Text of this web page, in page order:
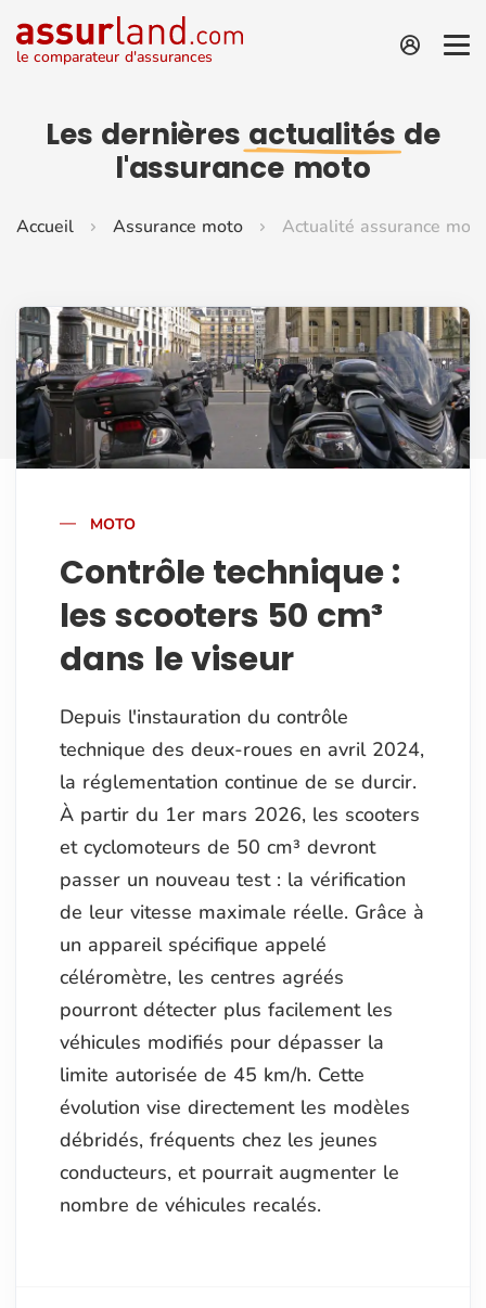
le comparateur d'assurances
Les dernières actualités de
l'assurance moto
Accueil Assurance moto Actualité assurance moto
MOTO
Contrôle technique :
les scooters 50 cm³
dans le viseur
Depuis l'instauration du contrôle
technique des deux-roues en avril 2024,
la réglementation continue de se durcir.
À partir du 1er mars 2026, les scooters
et cyclomoteurs de 50 cm³ devront
passer un nouveau test : la vérification
de leur vitesse maximale réelle. Grâce à
un appareil spécifique appelé
céléromètre, les centres agréés
pourront détecter plus facilement les
véhicules modifiés pour dépasser la
limite autorisée de 45 km/h. Cette
évolution vise directement les modèles
débridés, fréquents chez les jeunes
conducteurs, et pourrait augmenter le
nombre de véhicules recalés.